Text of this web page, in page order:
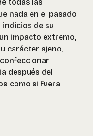
todas las
nada en el pasado
de su
impacto extremo,
carácter ajeno,
después del
como si fuera